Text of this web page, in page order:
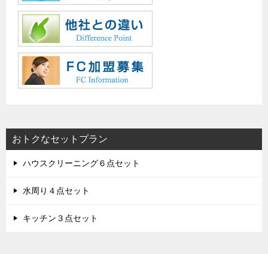
おトクなセットプラン
ハウスクリーニング６点セット
水周り４点セット
キッチン３点セット